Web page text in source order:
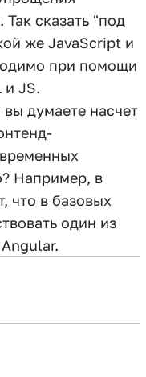
сказать "под
же JavaScript и
при помощи
и JS.
думаете насчет
Например, в
что в базовых
один из